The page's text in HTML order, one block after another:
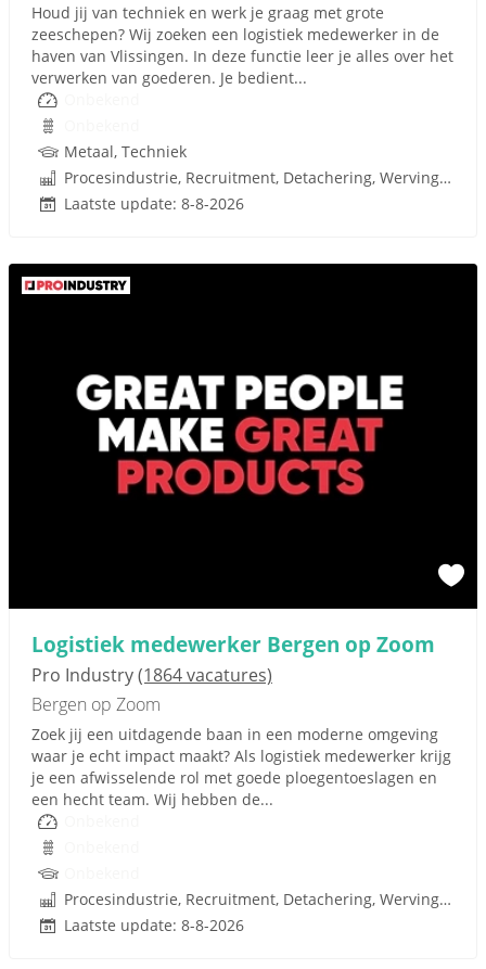
Houd jij van techniek en werk je graag met grote
zeeschepen? Wij zoeken een logistiek medewerker in de
haven van Vlissingen. In deze functie leer je alles over het
verwerken van goederen. Je bedient...
Metaal, Techniek
Procesindustrie, Recruitment, Detachering, Werving en Selectie
Laatste update: 8-8-2026
Logistiek medewerker Bergen op Zoom
Pro Industry(1864 vacatures)
Bergen op Zoom
Zoek jij een uitdagende baan in een moderne omgeving
waar je echt impact maakt? Als logistiek medewerker krijg
je een afwisselende rol met goede ploegentoeslagen en
een hecht team. Wij hebben de...
Procesindustrie, Recruitment, Detachering, Werving en Selectie
Laatste update: 8-8-2026